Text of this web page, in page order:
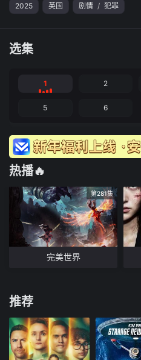
2025 英国 剧情 / 犯罪
选集
1 2
5 6
热播🔥
第281集
完美世界
推荐